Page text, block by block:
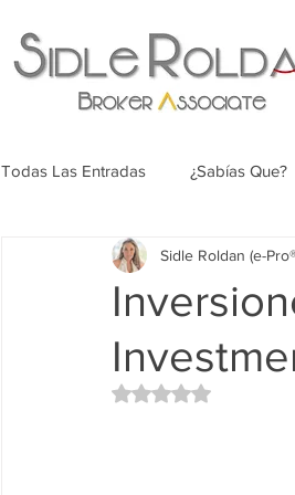
Todas Las Entradas ¿Sabías Que?
Sidle Roldan (e-
Rated NaN out of